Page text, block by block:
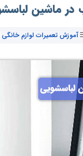
ماشین
آموزش تعمیرات لوازم خانگی